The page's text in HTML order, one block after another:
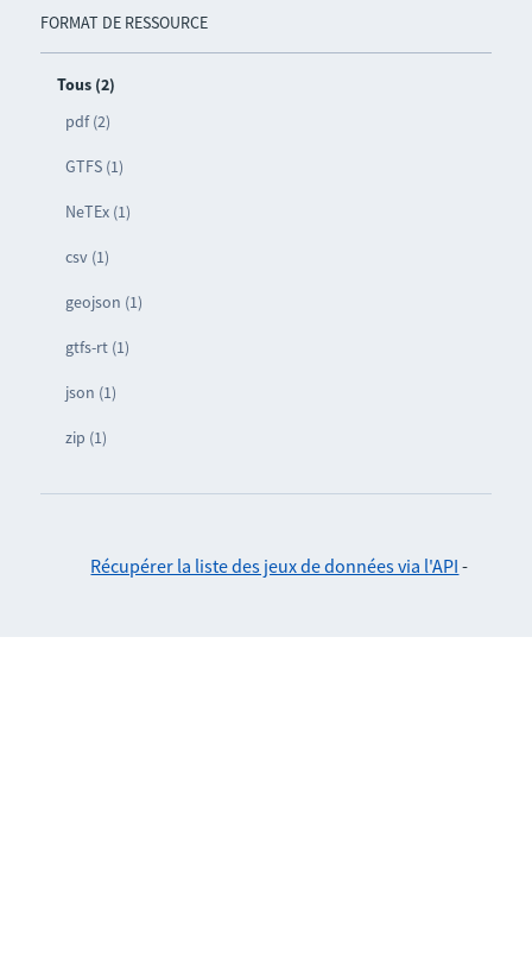
FORMAT DE RESSOURCE
Tous (2)
pdf (2)
GTFS (1)
NeTEx (1)
csv (1)
geojson (1)
gtfs-rt (1)
json (1)
zip (1)
Récupérer la liste des jeux de données via l'API -